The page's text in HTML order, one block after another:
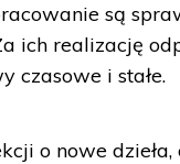
są
ich realizację
czasowe i stałe.
o nowe dzieła,